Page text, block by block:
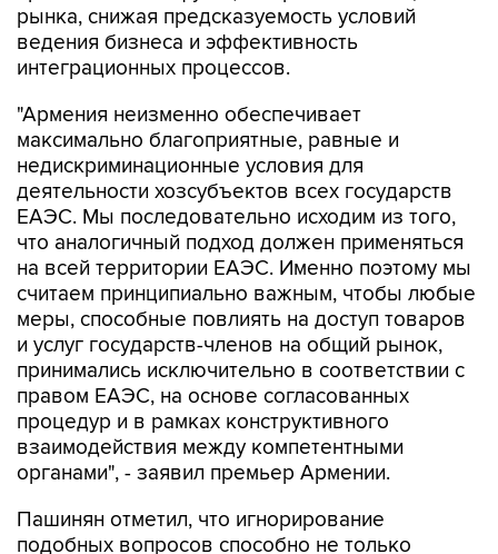
рынка, снижая предсказуемость условий
ведения бизнеса и эффективность
интеграционных процессов.
"Армения неизменно обеспечивает
максимально благоприятные, равные и
недискриминационные условия для
деятельности хозсубъектов всех государств
ЕАЭС. Мы последовательно исходим из того,
что аналогичный подход должен применяться
на всей территории ЕАЭС. Именно поэтому мы
считаем принципиально важным, чтобы любые
меры, способные повлиять на доступ товаров
и услуг государств-членов на общий рынок,
принимались исключительно в соответствии с
правом ЕАЭС, на основе согласованных
процедур и в рамках конструктивного
взаимодействия между компетентными
органами", - заявил премьер Армении.
Пашинян отметил, что игнорирование
подобных вопросов способно не только